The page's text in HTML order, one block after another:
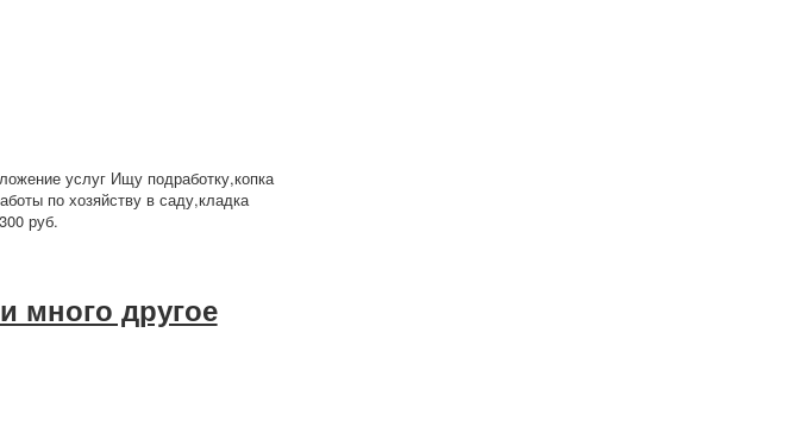
услуг Ищу подработку,копка
по хозяйству в саду,кладка
руб.
много другое